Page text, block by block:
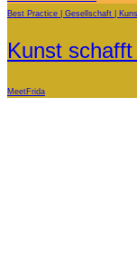
Best Practice
Gesellschaft
Kunst
MeetFrida